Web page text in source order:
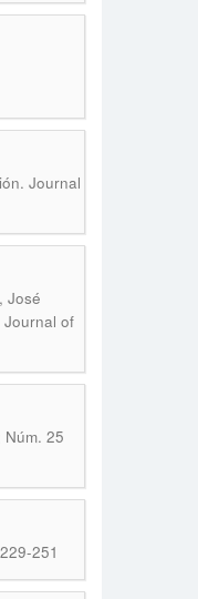
Journal
José
of
25
251